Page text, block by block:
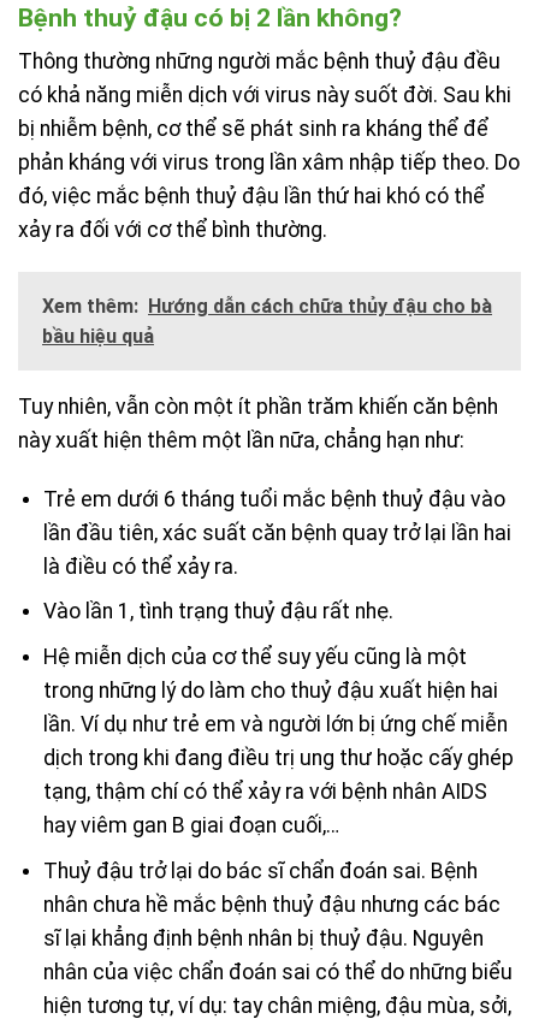
Bệnh thuỷ đậu có bị 2 lần không?
Thông thường những người mắc bệnh thuỷ đậu đều
có khả năng miễn dịch với virus này suốt đời. Sau khi
bị nhiễm bệnh, cơ thể sẽ phát sinh ra kháng thể để
phản kháng với virus trong lần xâm nhập tiếp theo. Do
đó, việc mắc bệnh thuỷ đậu lần thứ hai khó có thể
xảy ra đối với cơ thể bình thường.
Xem thêm: Hướng dẫn cách chữa thủy đậu cho bà
bầu hiệu quả
Tuy nhiên, vẫn còn một ít phần trăm khiến căn bệnh
này xuất hiện thêm một lần nữa, chẳng hạn như:
Trẻ em dưới 6 tháng tuổi mắc bệnh thuỷ đậu vào
lần đầu tiên, xác suất căn bệnh quay trở lại lần hai
là điều có thể xảy ra.
Vào lần 1, tình trạng thuỷ đậu rất nhẹ.
Hệ miễn dịch của cơ thể suy yếu cũng là một
trong những lý do làm cho thuỷ đậu xuất hiện hai
lần. Ví dụ như trẻ em và người lớn bị ứng chế miễn
dịch trong khi đang điều trị ung thư hoặc cấy ghép
tạng, thậm chí có thể xảy ra với bệnh nhân AIDS
hay viêm gan B giai đoạn cuối,…
Thuỷ đậu trở lại do bác sĩ chẩn đoán sai. Bệnh
nhân chưa hề mắc bệnh thuỷ đậu nhưng các bác
sĩ lại khẳng định bệnh nhân bị thuỷ đậu. Nguyên
nhân của việc chẩn đoán sai có thể do những biểu
hiện tương tự, ví dụ: tay chân miệng, đậu mùa, sởi,